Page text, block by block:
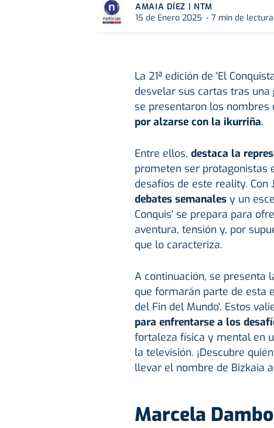
AMAIA DÍEZ | NTM
15 de Enero 2025
7 min de lectura
La 21ª edición de 'El
desvelar sus cartas tras una
se presentaron los nombres
por alzarse con la ikurriña.
Entre ellos, destaca la
prometen ser protagonistas
desafíos de este reality. Con
debates semanalesy un
Conquis' se prepara para
aventura, tensión y, por
que lo caracteriza.
A continuación, se presenta
que formarán parte de esta
del Fin del Mundo'. Estos
para enfrentarse a los
fortaleza física y mental en
la televisión. ¡Descubre
llevar el nombre de Bizkaia
Marcela